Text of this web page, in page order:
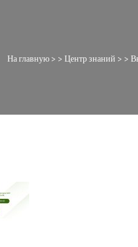
На главную> > Центр знаний > >